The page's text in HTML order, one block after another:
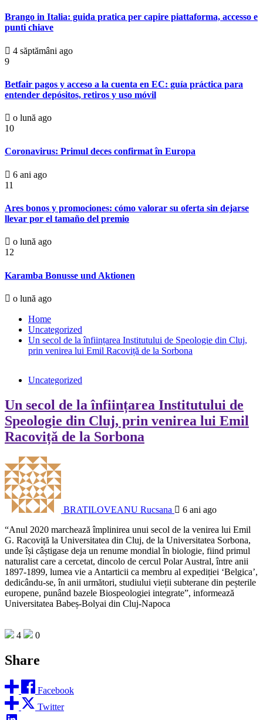
Brango in Italia: guida pratica per capire piattaforma, accesso e
punti chiave
4 săptămâni ago
9
Betfair pagos y acceso a la cuenta en EC: guía práctica para
entender depósitos, retiros y uso móvil
o lună ago
10
Coronavirus: Primul deces confirmat în Europa
6 ani ago
11
Ares bonos y promociones: cómo valorar su oferta sin dejarse
llevar por el tamaño del premio
o lună ago
12
Karamba Bonusse und Aktionen
o lună ago
Home
Uncategorized
Un secol de la înființarea Institutului de Speologie din Cluj,
prin venirea lui Emil Racoviță de la Sorbona
Uncategorized
Un secol de la înființarea Institutului de
Speologie din Cluj, prin venirea lui Emil
Racoviță de la Sorbona
BRATILOVEANU Rucsana
6 ani ago
“Anul 2020 marchează împlinirea unui secol de la venirea lui Emil
G. Racoviță la Universitatea din Cluj, de la Universitatea Sorbona,
unde își câștigase deja un renume mondial în biologie, fiind primul
naturalist care a cercetat, dincolo de cercul Polar Austral, între anii
1897-1899, lumea vie a Antarticii ca membru al expediției ‘Belgica’,
dedicându-se, în anii următori, studiului vieții subterane din peșterile
europene, punând bazele Biospeologiei integrate”, informează
Universitatea Babeș-Bolyai din Cluj-Napoca
4 0
Share
Facebook
Twitter